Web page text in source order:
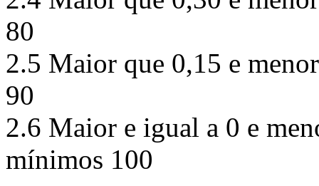
80
2.5 Maior que 0,15 e
90
2.6 Maior e igual a 0 e
mínimos 100